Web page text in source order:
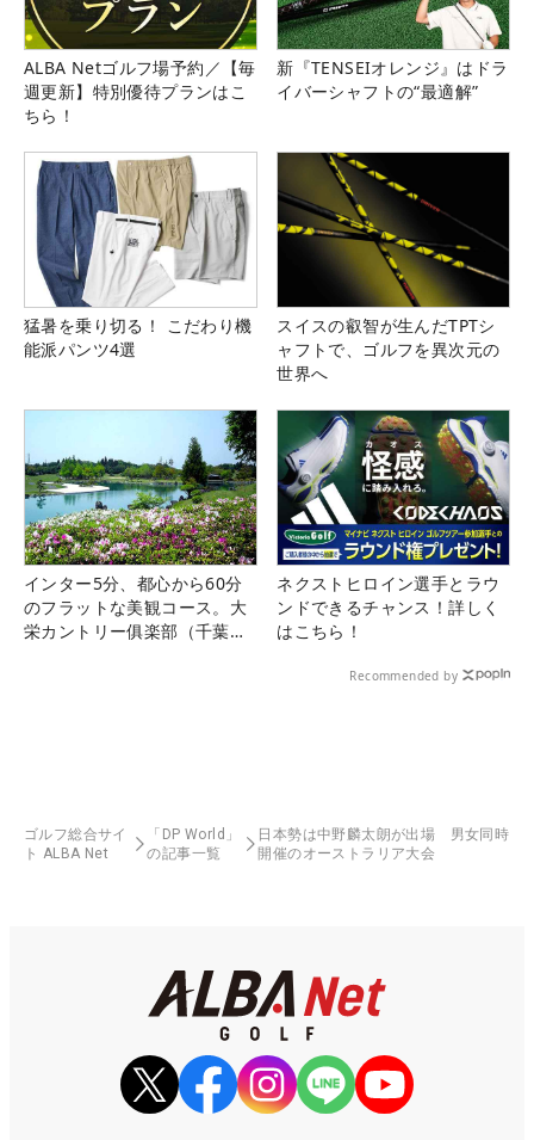
ALBA Netゴルフ場予約／【毎
週更新】特別優待プランはこ
ちら！
新『TENSEIオレンジ』はドラ
イバーシャフトの“最適解”
猛暑を乗り切る！ こだわり機
能派パンツ4選
スイスの叡智が生んだTPTシ
ャフトで、ゴルフを異次元の
世界へ
インター5分、都心から60分
のフラットな美観コース。大
栄カントリー俱楽部（千葉
ネクストヒロイン選手とラウ
ンドできるチャンス！詳しく
はこちら！
Recommended by
ゴルフ総合サイ
ト ALBA Net
「DP World」
の記事一覧
日本勢は中野麟太朗が出場 男女同時
開催のオーストラリア大会